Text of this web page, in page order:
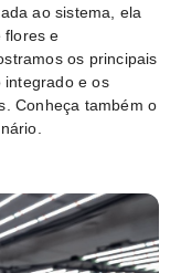
ao sistema, ela
flores e
os principais
integrado e os
Conheça também o